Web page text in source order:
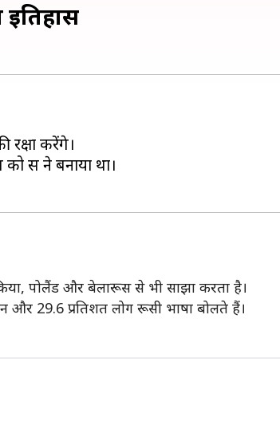
करेंगे।
रूस ने बनाया था।
पोलैंड और बेलारूस से भी साझा करता है।
और 29.6 प्रतिशत लोग रूसी भाषा बोलते हैं।